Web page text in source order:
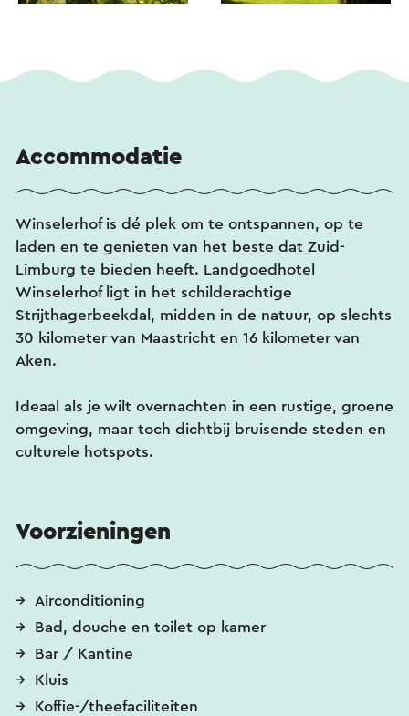
Accommodatie
Winselerhof is dé plek om te ontspannen, op te
laden en te genieten van het beste dat Zuid-
Limburg te bieden heeft. Landgoedhotel
Winselerhof ligt in het schilderachtige
Strijthagerbeekdal, midden in de natuur, op slechts
30 kilometer van Maastricht en 16 kilometer van
Aken.
Ideaal als je wilt overnachten in een rustige, groene
omgeving, maar toch dichtbij bruisende steden en
culturele hotspots.
Voorzieningen
Airconditioning
Bad, douche en toilet op kamer
Bar / Kantine
Kluis
Koffie-/theefaciliteiten